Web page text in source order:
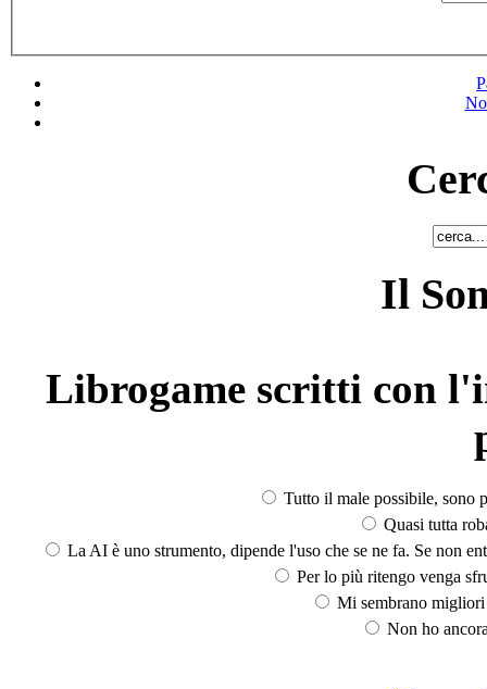
Il
Librogame scritti con
Tutto il male possibile, sono
Quasi tutta
La AI è uno strumento, dipende l'uso che se ne fa. Se non
Per lo più ritengo venga
Mi sembrano
Non ho